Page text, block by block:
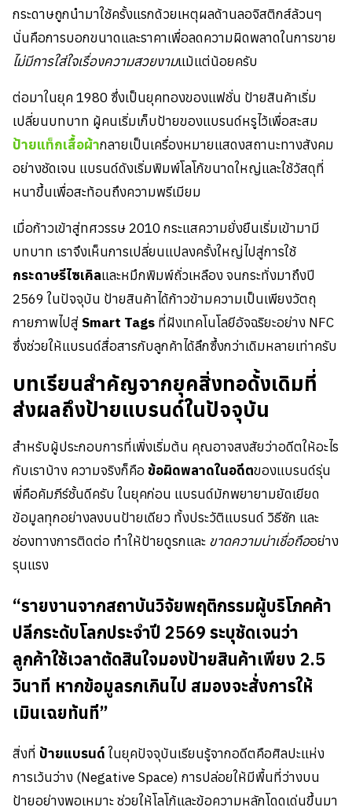
กระดาษถูกนำมาใช้ครั้งแรกด้วยเหตุผลด้านลอจิสติกส์ล้วนๆ
นั่นคือการบอกขนาดและราคาเพื่อลดความผิดพลาดในการขาย
ไม่มีการใส่ใจเรื่องความสวยงามแม้แต่น้อยครับ
ต่อมาในยุค 1980 ซึ่งเป็นยุคทองของแฟชั่น ป้ายสินค้าเริ่ม
เปลี่ยนบทบาท ผู้คนเริ่มเก็บป้ายของแบรนด์หรูไว้เพื่อสะสม
ป้ายแท็กเสื้อผ้ากลายเป็นเครื่องหมายแสดงสถานะทางสังคม
อย่างชัดเจน แบรนด์ดังเริ่มพิมพ์โลโก้ขนาดใหญ่และใช้วัสดุที่
หนาขึ้นเพื่อสะท้อนถึงความพรีเมียม
เมื่อก้าวเข้าสู่ทศวรรษ 2010 กระแสความยั่งยืนเริ่มเข้ามามี
บทบาท เราจึงเห็นการเปลี่ยนแปลงครั้งใหญ่ไปสู่การใช้
กระดาษรีไซเคิลและหมึกพิมพ์ถั่วเหลือง จนกระทั่งมาถึงปี
2569 ในปัจจุบัน ป้ายสินค้าได้ก้าวข้ามความเป็นเพียงวัตถุ
กายภาพไปสู่Smart Tags ที่ฝังเทคโนโลยีอัจฉริยะอย่าง NFC
ซึ่งช่วยให้แบรนด์สื่อสารกับลูกค้าได้ลึกซึ้งกว่าเดิมหลายเท่าครับ
บทเรียนสำคัญจากยุคสิ่งทอดั้งเดิมที่
ส่งผลถึงป้ายแบรนด์ในปัจจุบัน
สำหรับผู้ประกอบการที่เพิ่งเริ่มต้น คุณอาจสงสัยว่าอดีตให้อะไร
กับเราบ้าง ความจริงก็คือ ข้อผิดพลาดในอดีตของแบรนด์รุ่น
พี่คือคัมภีร์ชั้นดีครับ ในยุคก่อน แบรนด์มักพยายามยัดเยียด
ข้อมูลทุกอย่างลงบนป้ายเดียว ทั้งประวัติแบรนด์ วิธีซัก และ
ช่องทางการติดต่อ ทำให้ป้ายดูรกและ ขาดความน่าเชื่อถืออย่าง
รุนแรง
“รายงานจากสถาบันวิจัยพฤติกรรมผู้บริโภคค้า
ปลีกระดับโลกประจำปี 2569 ระบุชัดเจนว่า
ลูกค้าใช้เวลาตัดสินใจมองป้ายสินค้าเพียง 2.5
วินาที หากข้อมูลรกเกินไป สมองจะสั่งการให้
เมินเฉยทันที”
สิ่งที่ ป้ายแบรนด์ในยุคปัจจุบันเรียนรู้จากอดีตคือศิลปะแห่ง
การเว้นว่าง (Negative Space) การปล่อยให้มีพื้นที่ว่างบน
ป้ายอย่างพอเหมาะ ช่วยให้โลโก้และข้อความหลักโดดเด่นขึ้นมา